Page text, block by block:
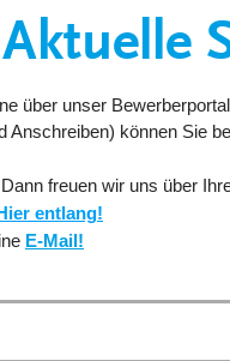
PRAKTIKUM
WEITERBILDUNG &
KULTUR & WERTE
VERANSTALTUNGEN
Aktuelle
über unser
Anschreiben) können Sie
Dann freuen wir uns über
entlang!
E-Mail!